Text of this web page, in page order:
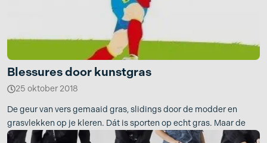
Blessures door kunstgras
25 oktober 2018
De geur van vers gemaaid gras, slidings door de modder en
grasvlekken op je kleren. Dát is sporten op echt gras. Maar de